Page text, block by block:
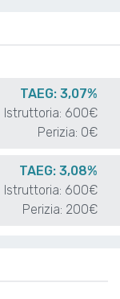
TAEG: 3,07%
Istruttoria: 600€
Perizia: 0€
TAEG: 3,08%
Istruttoria: 600€
Perizia: 200€